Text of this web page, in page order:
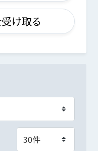
け取る